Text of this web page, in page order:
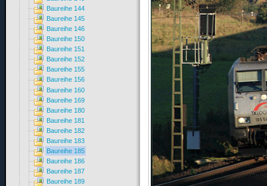
Baureihe 144
Baureihe 145
Baureihe 146
Baureihe 150
Baureihe 151
Baureihe 152
Baureihe 155
Baureihe 156
Baureihe 160
Baureihe 169
Baureihe 180
Baureihe 181
Baureihe 182
Baureihe 183
Baureihe 185
Baureihe 186
Baureihe 187
Baureihe 189